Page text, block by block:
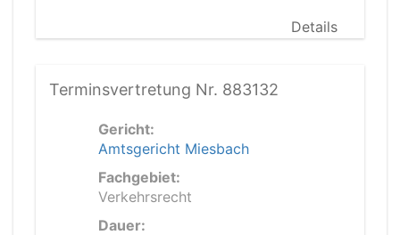
Details
Terminsvertretung Nr. 883132
Gericht:
Amtsgericht Miesbach
Fachgebiet:
Verkehrsrecht
Dauer: